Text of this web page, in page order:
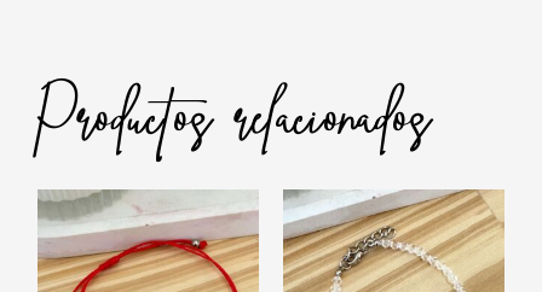
Productos relacionados